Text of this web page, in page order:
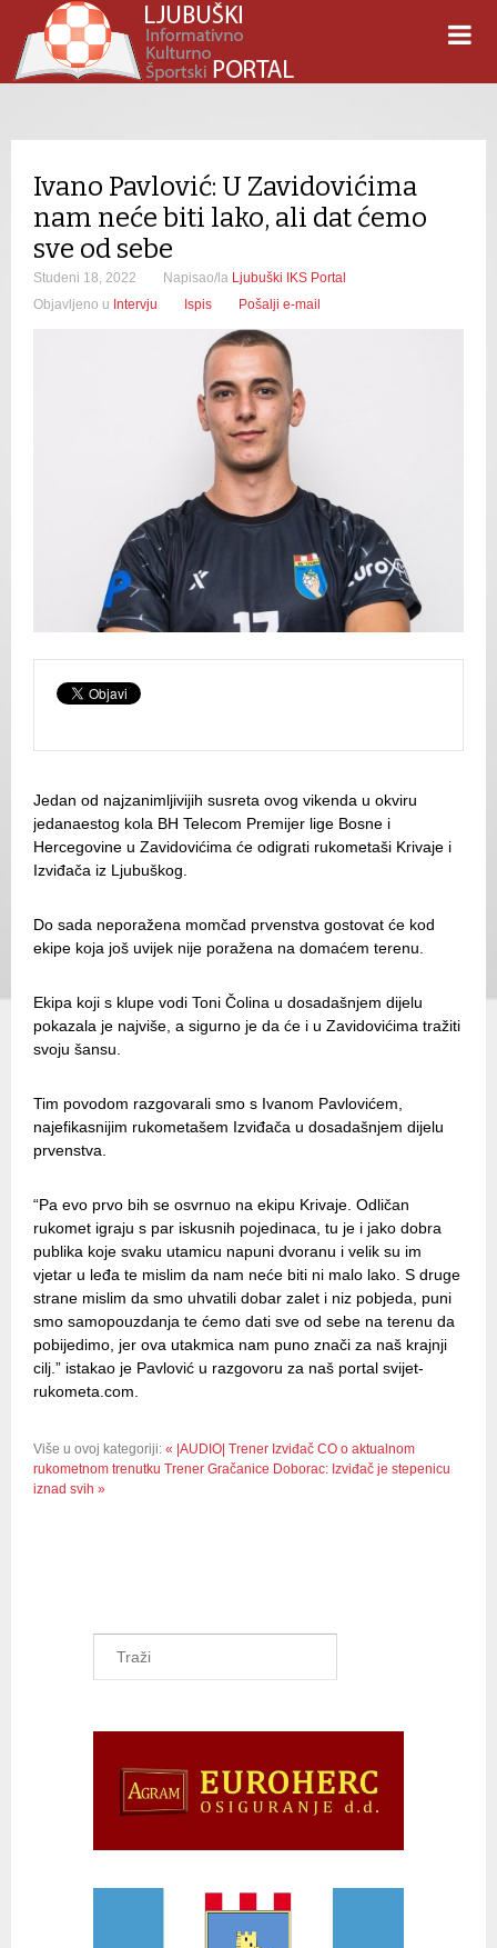
Ivano Pavlović: U Zavidovićima
nam neće biti lako, ali dat ćemo
sve od sebe
Studeni 18, 2022 Napisao/la Ljubuški IKS Portal
Objavljeno u Intervju Ispis Pošalji e-mail
Jedan od najzanimljivijih susreta ovog vikenda u okviru
jedanaestog kola BH Telecom Premijer lige Bosne i
Hercegovine u Zavidovićima će odigrati rukometaši Krivaje i
Izviđača iz Ljubuškog.
Do sada neporažena momčad prvenstva gostovat će kod
ekipe koja još uvijek nije poražena na domaćem terenu.
Ekipa koji s klupe vodi Toni Čolina u dosadašnjem dijelu
pokazala je najviše, a sigurno je da će i u Zavidovićima tražiti
svoju šansu.
Tim povodom razgovarali smo s Ivanom Pavlovićem,
najefikasnijim rukometašem Izviđača u dosadašnjem dijelu
prvenstva.
“Pa evo prvo bih se osvrnuo na ekipu Krivaje. Odličan
rukomet igraju s par iskusnih pojedinaca, tu je i jako dobra
publika koje svaku utamicu napuni dvoranu i velik su im
vjetar u leđa te mislim da nam neće biti ni malo lako. S druge
strane mislim da smo uhvatili dobar zalet i niz pobjeda, puni
smo samopouzdanja te ćemo dati sve od sebe na terenu da
pobijedimo, jer ova utakmica nam puno znači za naš krajnji
cilj.” istakao je Pavlović u razgovoru za naš portal svijet-
rukometa.com.
Više u ovoj kategoriji: « |AUDIO| Trener Izviđač CO o aktualnom
rukometnom trenutku Trener Gračanice Doborac: Izviđač je stepenicu
iznad svih »